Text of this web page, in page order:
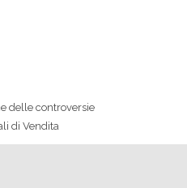
delle controversie
di Vendita